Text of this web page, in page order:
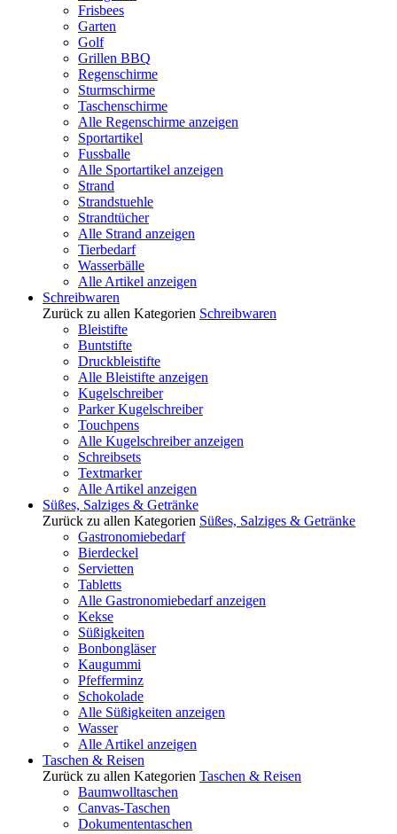
Frisbees
Garten
Golf
Grillen BBQ
Regenschirme
Sturmschirme
Taschenschirme
Alle Regenschirme anzeigen
Sportartikel
Fussballe
Alle Sportartikel anzeigen
Strand
Strandstuehle
Strandtücher
Alle Strand anzeigen
Tierbedarf
Wasserbälle
Alle Artikel anzeigen
Schreibwaren
Zurück zu allen Kategorien Schreibwaren
Bleistifte
Buntstifte
Druckbleistifte
Alle Bleistifte anzeigen
Kugelschreiber
Parker Kugelschreiber
Touchpens
Alle Kugelschreiber anzeigen
Schreibsets
Textmarker
Alle Artikel anzeigen
Süßes, Salziges & Getränke
Zurück zu allen Kategorien Süßes, Salziges & Getränke
Gastronomiebedarf
Bierdeckel
Servietten
Tabletts
Alle Gastronomiebedarf anzeigen
Kekse
Süßigkeiten
Bonbongläser
Kaugummi
Pfefferminz
Schokolade
Alle Süßigkeiten anzeigen
Wasser
Alle Artikel anzeigen
Taschen & Reisen
Zurück zu allen Kategorien Taschen & Reisen
Baumwolltaschen
Canvas-Taschen
Dokumententaschen